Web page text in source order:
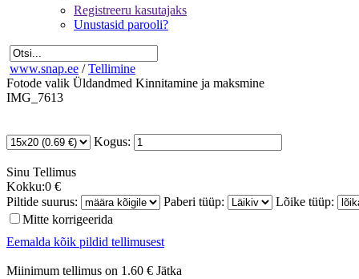
Registreeru kasutajaks
Unustasid parooli?
www.snap.ee / Tellimine
Fotode valik Üldandmed Kinnitamine ja maksmine
IMG_7613
Kogus:
Sinu Tellimus
Kokku:0 €
Piltide suurus:
Paberi tüüp:
Lõike tüüp:
Mitte korrigeerida
Eemalda kõik pildid tellimusest
Miinimum tellimus on 1.60 € Jätka